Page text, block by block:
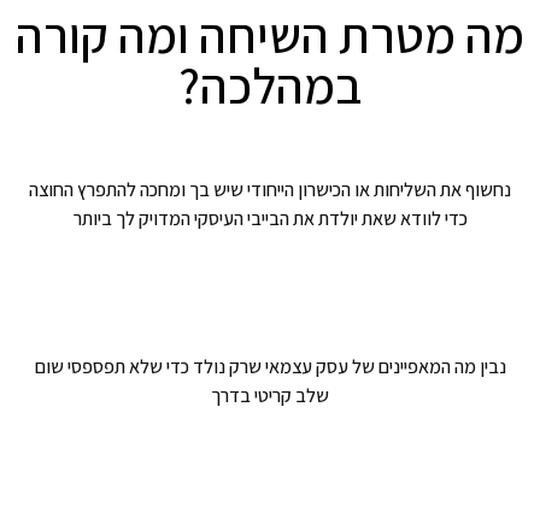
מה מטרת השיחה ומה קורה
במהלכה?
נחשוף את השליחות או הכישרון הייחודי שיש בך ומחכה להתפרץ החוצה
כדי לוודא שאת יולדת את הבייבי העיסקי המדויק לך ביותר
נבין מה המאפיינים של עסק עצמאי שרק נולד כדי שלא תפספסי שום
שלב קריטי בדרך